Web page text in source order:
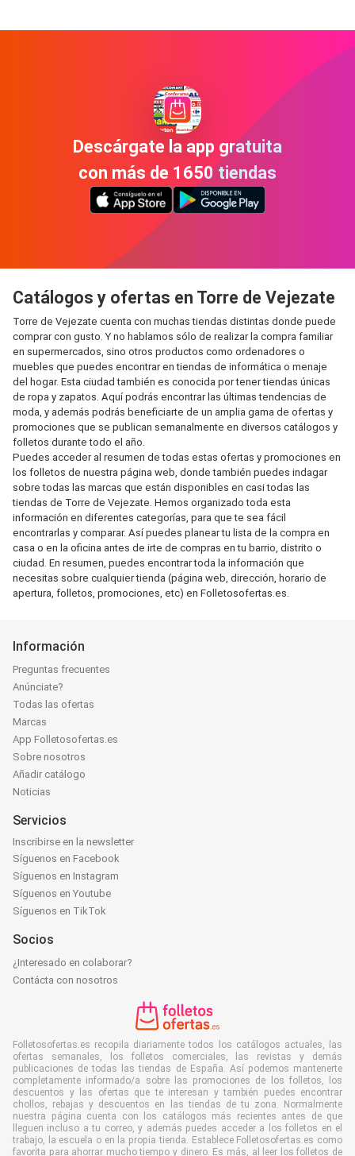
Descárgate la app gratuita
con más de 1650 tiendas
Catálogos y ofertas en Torre de Vejezate
Torre de Vejezate cuenta con muchas tiendas distintas donde puede
comprar con gusto. Y no hablamos sólo de realizar la compra familiar
en supermercados, sino otros productos como ordenadores o
muebles que puedes encontrar en tiendas de informática o menaje
del hogar. Esta ciudad también es conocida por tener tiendas únicas
de ropa y zapatos. Aquí podrás encontrar las últimas tendencias de
moda, y además podrás beneficiarte de un amplia gama de ofertas y
promociones que se publican semanalmente en diversos catálogos y
folletos durante todo el año.
Puedes acceder al resumen de todas estas ofertas y promociones en
los folletos de nuestra página web, donde también puedes indagar
sobre todas las marcas que están disponibles en casi todas las
tiendas de Torre de Vejezate. Hemos organizado toda esta
información en diferentes categorías, para que te sea fácil
encontrarlas y comparar. Así puedes planear tu lista de la compra en
casa o en la oficina antes de irte de compras en tu barrio, distrito o
ciudad. En resumen, puedes encontrar toda la información que
necesitas sobre cualquier tienda (página web, dirección, horario de
apertura, folletos, promociones, etc) en Folletosofertas.es.
Información
Preguntas frecuentes
Anúnciate?
Todas las ofertas
Marcas
App Folletosofertas.es
Sobre nosotros
Añadir catálogo
Noticias
Servicios
Inscribirse en la newsletter
Síguenos en Facebook
Síguenos en Instagram
Síguenos en Youtube
Síguenos en TikTok
Socios
¿Interesado en colaborar?
Contácta con nosotros
Folletosofertas.es recopila diariamente todos los catálogos actuales, las
ofertas semanales, los folletos comerciales, las revistas y demás
publicaciones de todas las tiendas de España. Así podemos mantenerte
completamente informado/a sobre las promociones de los folletos, los
descuentos y las ofertas que te interesan y también puedes encontrar
chollos, rebajas y descuentos en las tiendas de tu zona. Normalmente
nuestra página cuenta con los catálogos más recientes antes de que
lleguen incluso a tu correo, y además puedes acceder a los folletos en el
trabajo, la escuela o en la propia tienda. Establece Folletosofertas.es como
favorita para ahorrar mucho tiempo y dinero. Es más, al leer los folletos de